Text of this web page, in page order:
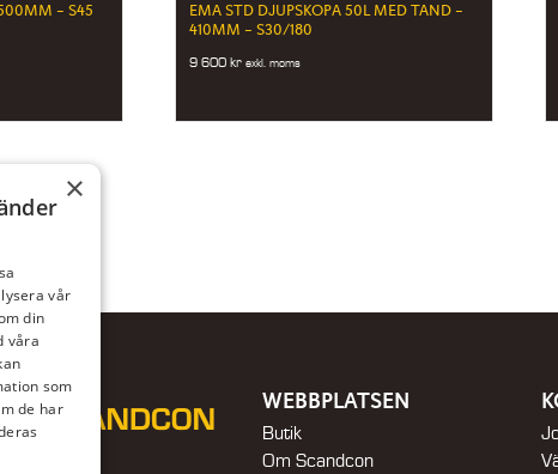
– S45
EMA STD DJUPSKOPA 50L MED TAND –
410MM – S30/180
9 600kr exkl. moms
WEBBPLATSEN
Butik
Om Scandcon
×
vår
din
våra
som
de har